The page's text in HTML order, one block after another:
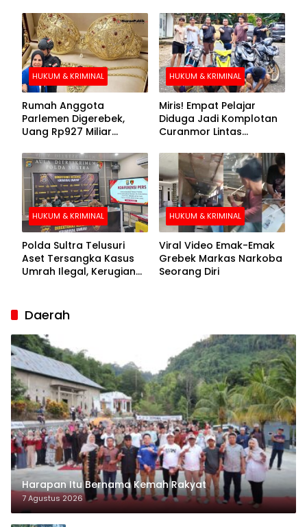
Buronan Segera
Menyerahkan Diri
HUKUM & KRIMINAL
Rumah Anggota
Parlemen Digerebek,
Uang Rp927 Miliar
HUKUM & KRIMINAL
Miris! Empat Pelajar
Diduga Jadi Komplotan
Curanmor Lintas
HUKUM & KRIMINAL
Polda Sultra Telusuri
Aset Tersangka Kasus
Umrah Ilegal, Kerugian
HUKUM & KRIMINAL
Viral Video Emak-Emak
Grebek Markas Narkoba
Seorang Diri
Daerah
Harapan Itu Bernama Kemah Rakyat
7 Agustus 2026